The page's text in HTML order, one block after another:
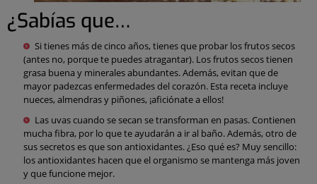
¿Sabías que…
Si tienes más de cinco años, tienes que probar los frutos secos
(antes no, porque te puedes atragantar). Los frutos secos tienen
grasa buena y minerales abundantes. Además, evitan que de
mayor padezcas enfermedades del corazón. Esta receta incluye
nueces, almendras y piñones, ¡aficiónate a ellos!
Las uvas cuando se secan se transforman en pasas. Contienen
mucha fibra, por lo que te ayudarán a ir al baño. Además, otro de
sus secretos es que son antioxidantes. ¿Eso qué es? Muy sencillo:
los antioxidantes hacen que el organismo se mantenga más joven
y que funcione mejor.